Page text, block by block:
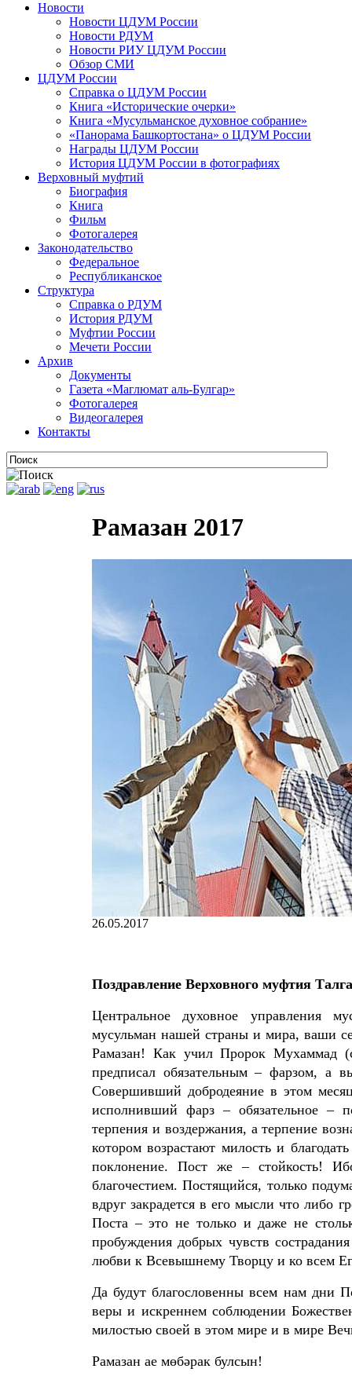
Новости
Новости ЦДУМ России
Новости РДУМ
Новости РИУ ЦДУМ России
Обзор СМИ
ЦДУМ России
Справка о ЦДУМ России
Книга «Исторические очерки»
Книга «Мусульманское духовное собрание»
«Панорама Башкортостана» о ЦДУМ России
Награды ЦДУМ России
История ЦДУМ России в фотографиях
Верховный муфтий
Биография
Книга
Фильм
Фотогалерея
Законодательство
Федеральное
Республиканское
Структура
Справка о РДУМ
История РДУМ
Муфтии России
Мечети России
Архив
Документы
Газета «Маглюмат аль-Булгар»
Фотогалерея
Видеогалерея
Контакты
Рамазан 2017
26.05.2017
Поздравление Верховного муфтия
Центральное духовное управления
мусульман нашей страны и мира, ваши
Рамазан! Как учил Пророк Мухаммад
предписал обязательным – фарзом, а
Совершивший добродеяние в этом
исполнивший фарз – обязательное –
терпения и воздержания, а терпение
котором возрастают милость и
поклонение. Пост же – стойкость!
благочестием. Постящийся, только
вдруг закрадется в его мысли что либо
Поста – это не только и даже не
пробуждения добрых чувств
любви к Всевышнему Творцу и ко всем
Да будут благословенны всем нам дни
веры и искреннем соблюдении
милостью своей в этом мире и в мире
Рамазан ае мөбәрак булсын!